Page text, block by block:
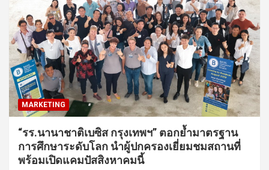
MARKETING
“รร.นานาชาติเบซิส กรุงเทพฯ” ตอกย้ำมาตรฐาน
การศึกษาระดับโลก นำผู้ปกครองเยี่ยมชมสถานที่
พร้อมเปิดแคมปัสสิงหาคมนี้